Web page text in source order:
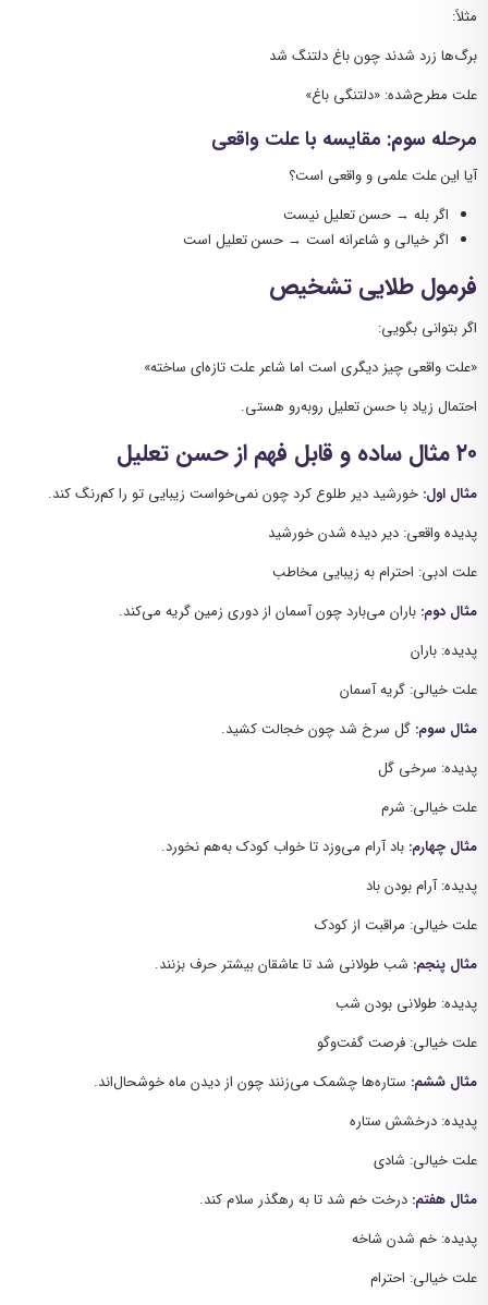
مثلاً:
برگ‌ها زرد شدند چون باغ دلتنگ شد
علت مطرح‌شده: «دلتنگی باغ»
مرحله سوم: مقایسه با علت واقعی
آیا این علت علمی و واقعی است؟
اگر بله → حسن تعلیل نیست
اگر خیالی و شاعرانه است → حسن تعلیل است
فرمول طلایی تشخیص
اگر بتوانی بگویی:
«علت واقعی چیز دیگری است اما شاعر علت تازه‌ای ساخته»
احتمال زیاد با حسن تعلیل روبه‌رو هستی.
۲۰ مثال ساده و قابل فهم از حسن تعلیل
مثال اول: خورشید دیر طلوع کرد چون نمی‌خواست زیبایی تو را کم‌رنگ کند.
پدیده واقعی: دیر دیده شدن خورشید
علت ادبی: احترام به زیبایی مخاطب
مثال دوم: باران می‌بارد چون آسمان از دوری زمین گریه می‌کند.
پدیده: باران
علت خیالی: گریه آسمان
مثال سوم: گل سرخ شد چون خجالت کشید.
پدیده: سرخی گل
علت خیالی: شرم
مثال چهارم: باد آرام می‌وزد تا خواب کودک به‌هم نخورد.
پدیده: آرام بودن باد
علت خیالی: مراقبت از کودک
مثال پنجم: شب طولانی شد تا عاشقان بیشتر حرف بزنند.
پدیده: طولانی بودن شب
علت خیالی: فرصت گفت‌وگو
مثال ششم: ستاره‌ها چشمک می‌زنند چون از دیدن ماه خوشحال‌اند.
پدیده: درخشش ستاره
علت خیالی: شادی
مثال هفتم: درخت خم شد تا به رهگذر سلام کند.
پدیده: خم شدن شاخه
علت خیالی: احترام